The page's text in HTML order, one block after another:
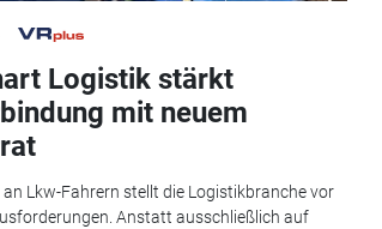
Logistik stärkt
mit neuem
an Lkw-Fahrern stellt die Logistikbranche vor
Anstatt ausschließlich auf